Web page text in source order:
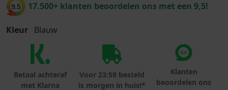
9.5 17.500+ klanten beoordelen ons met een 9,5!
Kleur Blauw
Betaal achteraf
met Klarna
Voor 23:59 besteld
is morgen in huis!*
Klanten
beoordelen ons